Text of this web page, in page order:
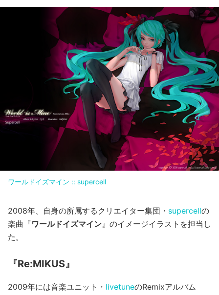
ワールドイズマイン :: supercell
2008年、自身の所属するクリエイター集団・ supercellの
楽曲『ワールドイズマイン 』のイメージイラストを担当し
た。
『Re:MIKUS』
2009年には音楽ユニット・ livetuneのRemixアルバム